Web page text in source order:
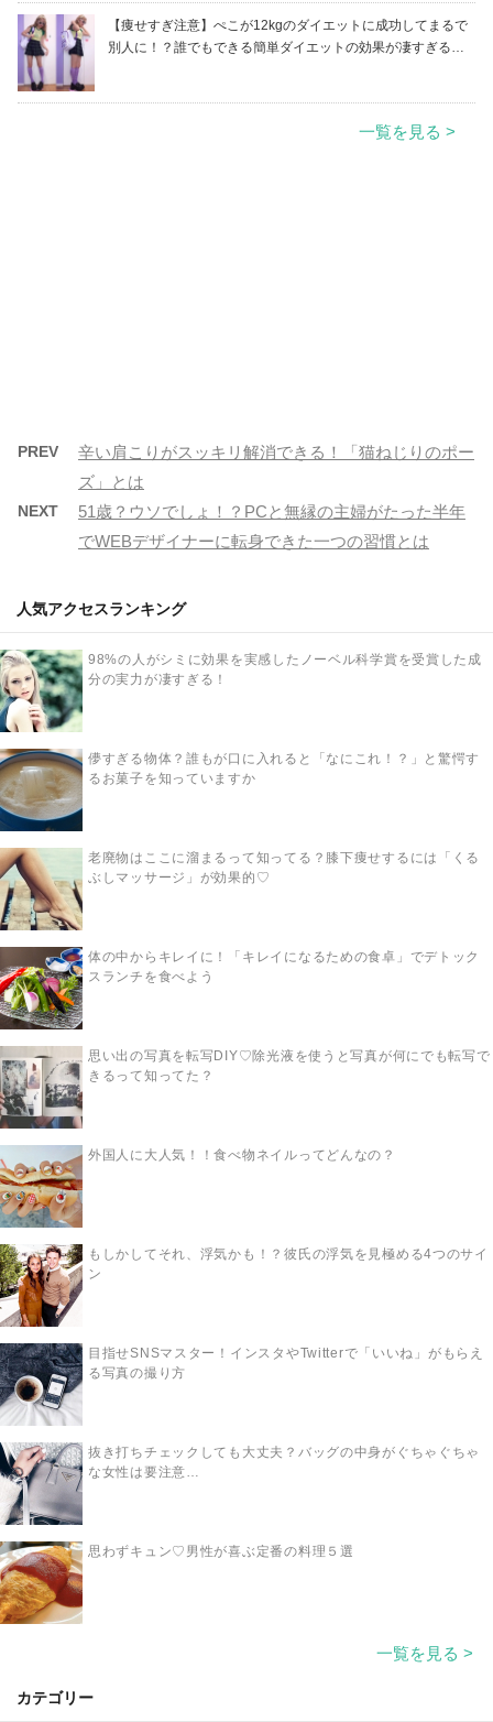
【痩せすぎ注意】ぺこが12kgのダイエットに成功してまるで
別人に！？誰でもできる簡単ダイエットの効果が凄すぎる…
一覧を見る >
PREV
辛い肩こりがスッキリ解消できる！「猫ねじりのポー
ズ」とは
NEXT
51歳？ウソでしょ！？PCと無縁の主婦がたった半年
でWEBデザイナーに転身できた一つの習慣とは
人気アクセスランキング
98%の人がシミに効果を実感したノーベル科学賞を受賞した成
分の実力が凄すぎる！
儚すぎる物体？誰もが口に入れると「なにこれ！？」と驚愕す
るお菓子を知っていますか
老廃物はここに溜まるって知ってる？膝下痩せするには「くる
ぶしマッサージ」が効果的♡
体の中からキレイに！「キレイになるための食卓」でデトック
スランチを食べよう
思い出の写真を転写DIY♡除光液を使うと写真が何にでも転写で
きるって知ってた？
外国人に大人気！！食べ物ネイルってどんなの？
もしかしてそれ、浮気かも！？彼氏の浮気を見極める4つのサイ
ン
目指せSNSマスター！インスタやTwitterで「いいね」がもらえ
る写真の撮り方
抜き打ちチェックしても大丈夫？バッグの中身がぐちゃぐちゃ
な女性は要注意…
思わずキュン♡男性が喜ぶ定番の料理５選
一覧を見る >
カテゴリー